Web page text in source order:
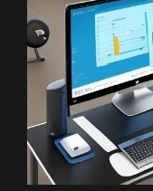
Команда
Виджет расписания
Учет товаров
Телефония
Управление
филиалами
Аналитика